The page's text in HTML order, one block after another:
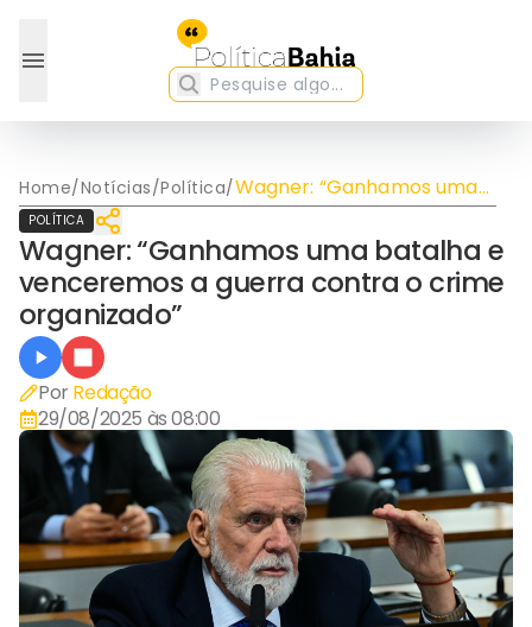
Home/Notícias/Política/Wagner: “Ganhamos uma
batalha e venceremos a
organizado”
POLÍTICA
Wagner: “Ganhamos uma batalha e
venceremos a guerra contra o crime
organizado”
Por Redação
29/08/2025 às 08:00